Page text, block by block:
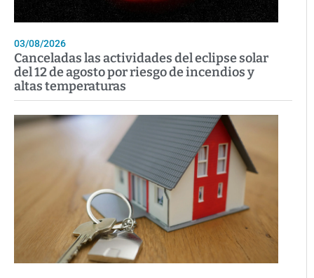
03/08/2026
Canceladas las actividades del eclipse solar
del 12 de agosto por riesgo de incendios y
altas temperaturas